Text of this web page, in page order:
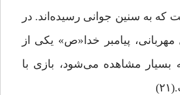
که به سنین جوانی رسیده‌اند. در
پیامبر خدا «ص» یکی از
بسیار مشاهده می‌شود، بازی با